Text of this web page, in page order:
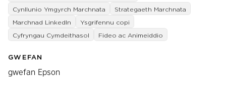
Cynllunio Ymgyrch Marchnata Strategaeth Marchnata
Marchnad LinkedIn Ysgrifennu copi
Cyfryngau Cymdeithasol Fideo ac Animeiddio
GWEFAN
gwefan Epson